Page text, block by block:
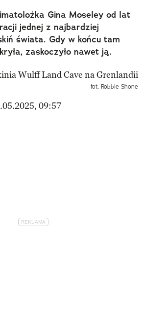
Gina Moseley od lat
jednej z najbardziej
świata. Gdy w końcu tam
zaskoczyło nawet ją.
fot. Robbie Shone
09:57
przyjaciela